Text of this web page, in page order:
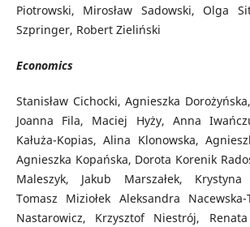
Piotrowski, Mirosław Sadowski, Olga
Szpringer, Robert Zieliński
Economics
Stanisław Cichocki, Agnieszka
Joanna Fila, Maciej Hyży, Anna
Kałuża-Kopias, Alina Klonowska,
Agnieszka Kopańska, Dorota Korenik
Maleszyk, Jakub Marszałek, Krystyna
Tomasz Miziołek Aleksandra Nacewska-
Nastarowicz, Krzysztof Niestrój, Renata